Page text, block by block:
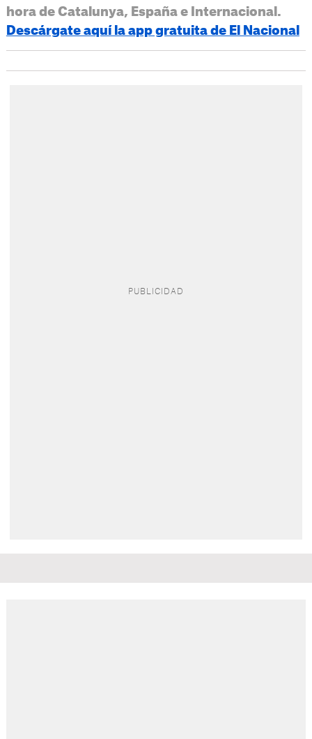
hora de Catalunya, España e Internacional.
Descárgate aquí la app gratuita de El Nacional